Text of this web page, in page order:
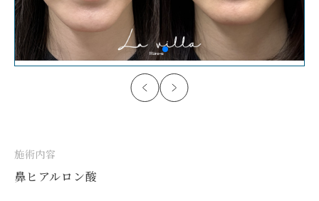
施術内容
鼻ヒアルロン酸